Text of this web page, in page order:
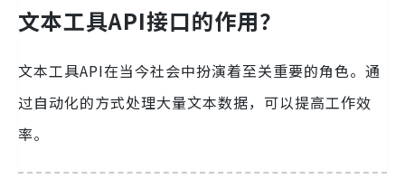
文本工具API接口的作用？
文本工具API在当今社会中扮演着至关重要的角色。通
过自动化的方式处理大量文本数据，可以提高工作效
率。